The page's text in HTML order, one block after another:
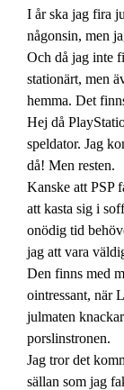
I år ska jag fira
någonsin, men
Och då jag inte
stationärt, men
hemma. Det
Hej då
speldator. Jag
då! Men resten.
Kanske att PSP
att kasta sig i
onödig tid
jag att vara
Den finns med
ointressant, när
julmaten
porslinstronen.
Jag tror det
sällan som jag